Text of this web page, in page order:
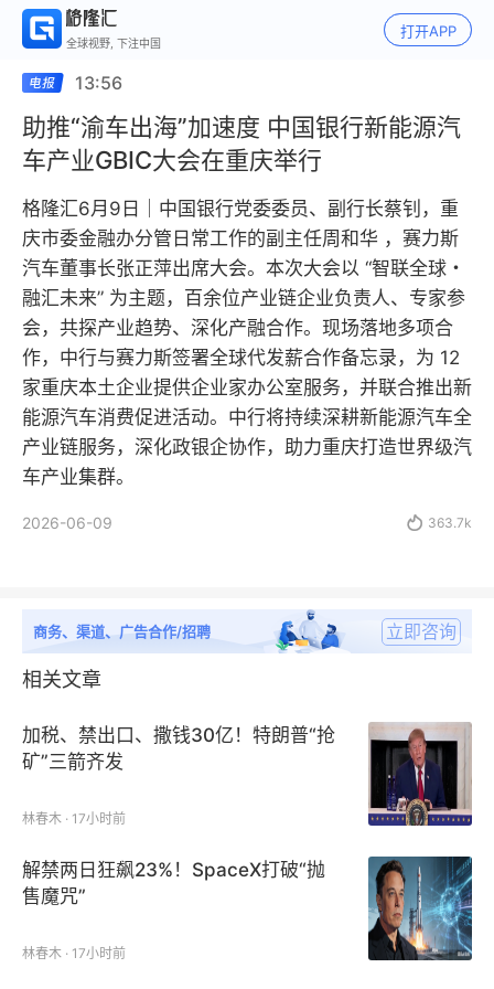
全球视野, 下注中国
打开APP
13:56
助推“渝车出海”加速度 中国银行新能源汽
车产业GBIC大会在重庆举行
格隆汇6月9日｜中国银行党委委员、副行长蔡钊，重
庆市委金融办分管日常工作的副主任周和华 ，赛力斯
汽车董事长张正萍出席大会。本次大会以 “智联全球・
融汇未来” 为主题，百余位产业链企业负责人、专家参
会，共探产业趋势、深化产融合作。现场落地多项合
作，中行与赛力斯签署全球代发薪合作备忘录，为 12
家重庆本土企业提供企业家办公室服务，并联合推出新
能源汽车消费促进活动。中行将持续深耕新能源汽车全
产业链服务，深化政银企协作，助力重庆打造世界级汽
车产业集群。
2026-06-09  363.7k
商务、渠道、广告合作/招聘 立即咨询
相关文章
加税、禁出口、撒钱30亿！特朗普“抢
矿”三箭齐发
林春木 · 17小时前
解禁两日狂飙23%！SpaceX打破“抛
售魔咒”
林春木 · 17小时前